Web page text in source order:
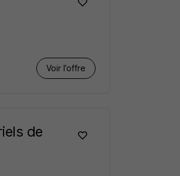
Voir l’offre
de